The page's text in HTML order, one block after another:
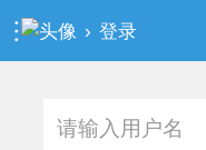
› 登录